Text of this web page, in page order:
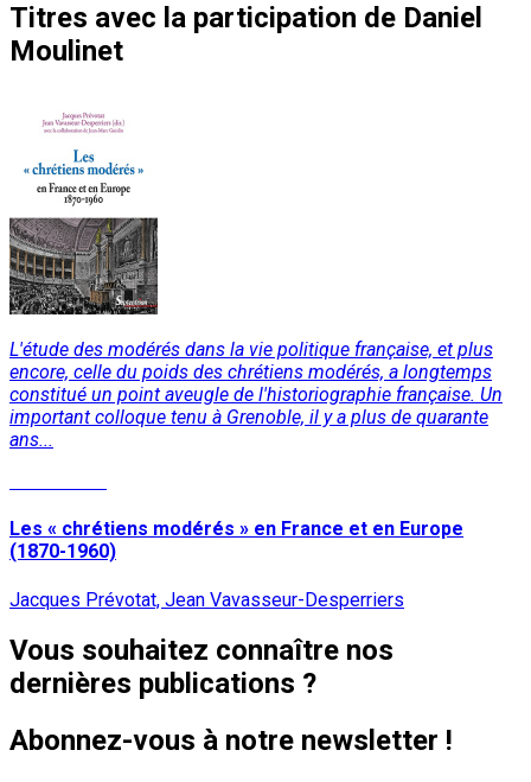
Titres avec la participation de Daniel
Moulinet
L'étude des modérés dans la vie politique française, et plus
encore, celle du poids des chrétiens modérés, a longtemps
constitué un point aveugle de l'historiographie française. Un
important colloque tenu à Grenoble, il y a plus de quarante
ans...
Les « chrétiens modérés » en France et en Europe
(1870-1960)
Jacques Prévotat, Jean Vavasseur-Desperriers
Vous souhaitez connaître nos
dernières publications ?
Abonnez-vous à notre newsletter !